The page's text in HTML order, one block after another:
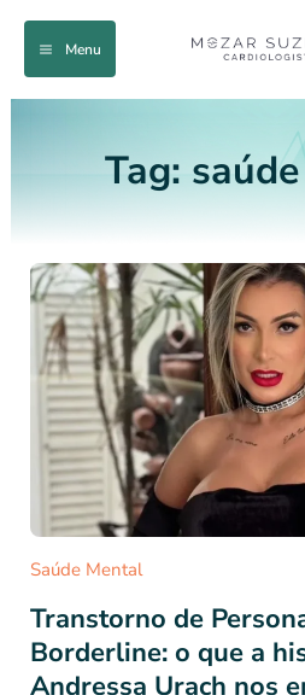
Menu
Tag:
Saúde Mental
Transtorno de
Borderline: o que a
Andressa Urach nos